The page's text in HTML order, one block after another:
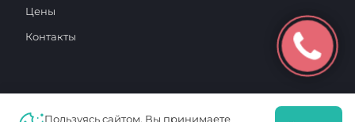
Цены
Контакты
Пользуясь сайтом, Вы принимаете